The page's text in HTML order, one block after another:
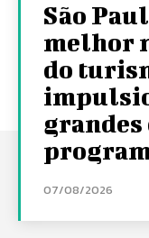
São
melhor
do
grandes
07/08/2026